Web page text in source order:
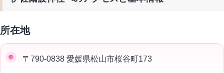
所在地
〒790-0838 愛媛県松山市桜谷町173